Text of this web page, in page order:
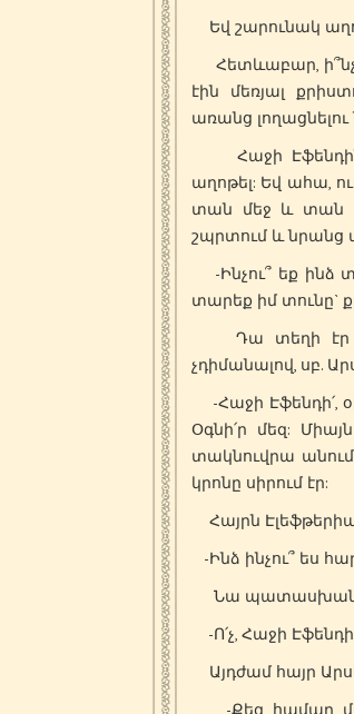
Եվ շարունակ
Հետևաբար, ի՞նչ
էին մեռյալ
առանց
Հաջի Էֆենդին,
աղոթել: Եվ ահա,
տան մեջ և տան
շպրտում և նրանց
-Ինչու՞ եք ինձ
տարեք իմ տունը`
Դա տեղի էր
չդիմանալով, սբ.
-Հաջի Էֆենդի՛,
Օգնի՛ր մեզ:
տակնուվրա
կրոնը սիրում էր:
Հայրն
-Ինձ ինչու՞ ես
Նա
-Ո՛չ, Հաջի
Այդժամ հայր
-Քեզ համար մի